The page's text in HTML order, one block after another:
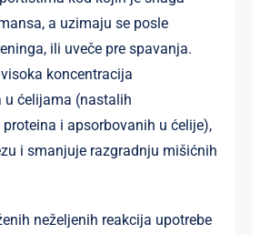
a uzimaju se posle
ili uveče pre spavanja.
koncentracija
u ćelijama (nastalih
i apsorbovanih u ćelije),
i smanjuje razgradnju mišićnih
neželjenih reakcija upotrebe